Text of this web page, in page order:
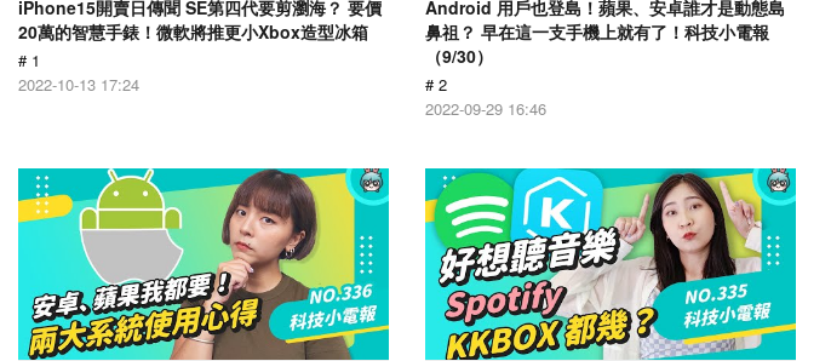
iPhone15開賣日傳聞 SE第四代要剪瀏海？ 要價
20萬的智慧手錶！微軟將推更小Xbox造型冰箱
# 1
2022-10-13 17:24
Android 用戶也登島！蘋果、安卓誰才是動態島
鼻祖？ 早在這一支手機上就有了！科技小電報
（9/30）
# 2
2022-09-29 16:46